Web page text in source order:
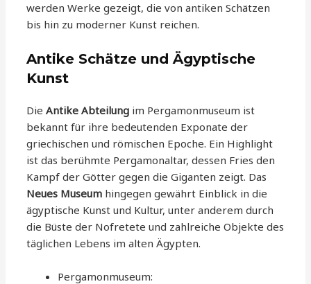
werden Werke gezeigt, die von antiken Schätzen
bis hin zu moderner Kunst reichen.
Antike Schätze und Ägyptische
Kunst
DieAntike Abteilung im Pergamonmuseum ist
bekannt für ihre bedeutenden Exponate der
griechischen und römischen Epoche. Ein Highlight
ist das berühmte Pergamonaltar, dessen Fries den
Kampf der Götter gegen die Giganten zeigt. Das
Neues Museum hingegen gewährt Einblick in die
ägyptische Kunst und Kultur, unter anderem durch
die Büste der Nofretete und zahlreiche Objekte des
täglichen Lebens im alten Ägypten.
Pergamonmuseum: